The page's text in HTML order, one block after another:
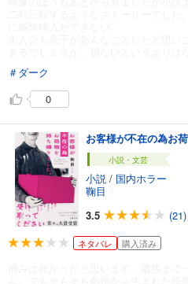
＃ダーク
0
お客様が不在の為お
小説・文芸
小説 / 国内ホラー
鞠目
3.5
(21)
ネタバレ 購入済み